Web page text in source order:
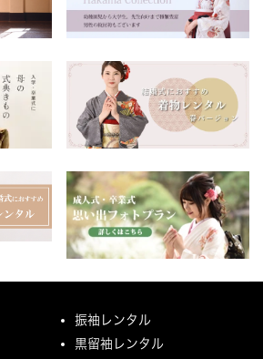
振袖レンタル
黒留袖レンタル